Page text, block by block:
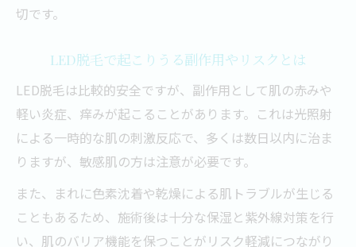
切です。
LED脱毛で起こりうる副作用やリスクとは
LED脱毛は比較的安全ですが、副作用として肌の赤みや
軽い炎症、痒みが起こることがあります。これは光照射
による一時的な肌の刺激反応で、多くは数日以内に治ま
りますが、敏感肌の方は注意が必要です。
また、まれに色素沈着や乾燥による肌トラブルが生じる
こともあるため、施術後は十分な保湿と紫外線対策を行
い、肌のバリア機能を保つことがリスク軽減につながり